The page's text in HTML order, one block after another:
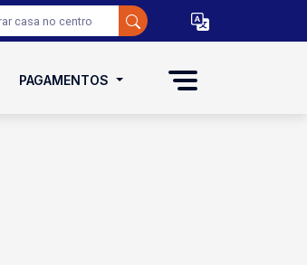
PAGAMENTOS